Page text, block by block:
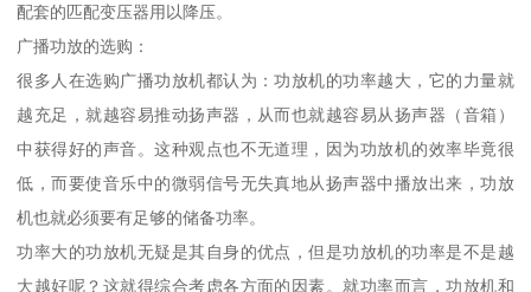
配套的匹配变压器用以降压。
广播功放的选购：
很多人在选购广播功放机都认为：功放机的功率越大，它的力量就
越充足，就越容易推动扬声器，从而也就越容易从扬声器（音箱）
中获得好的声音。这种观点也不无道理，因为功放机的效率毕竟很
低，而要使音乐中的微弱信号无失真地从扬声器中播放出来，功放
机也就必须要有足够的储备功率。
功率大的功放机无疑是其自身的优点，但是功放机的功率是不是越
大越好呢？这就得综合考虑各方面的因素。就功率而言，功放机和